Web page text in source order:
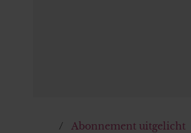
Abonnement uitgelicht